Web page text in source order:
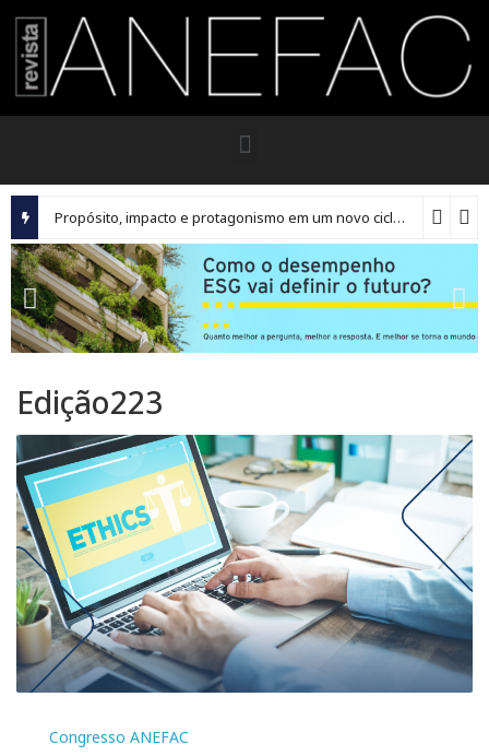
Propósito, impacto e protagonismo em um novo ciclo para os executivos brasileiros
Edição223
Congresso ANEFAC